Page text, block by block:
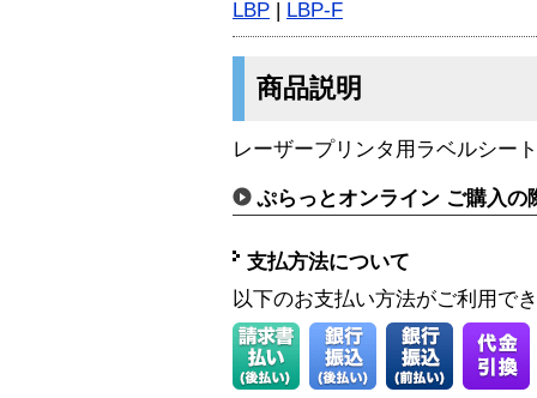
LBP | LBP-F
商品説明
レーザープリンタ用ラベルシー
ぷらっとオンライン ご購入の
支払方法について
以下のお支払い方法がご利用で